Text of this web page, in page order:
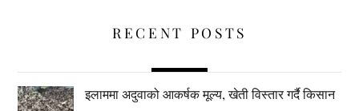
RECENT POSTS
इलाममा अदुवाको आकर्षक मूल्य, खेती विस्तार गर्दै किसान